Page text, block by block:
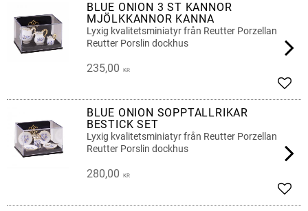
BLUE ONION 3 ST KANNOR
MJÖLKKANNOR KANNA
Lyxig kvalitetsminiatyr från Reutter Porzellan
Reutter Porslin dockhus
235,00 KR
BLUE ONION SOPPTALLRIKAR
BESTICK SET
Lyxig kvalitetsminiatyr från Reutter Porzellan
Reutter Porslin dockhus
280,00 KR